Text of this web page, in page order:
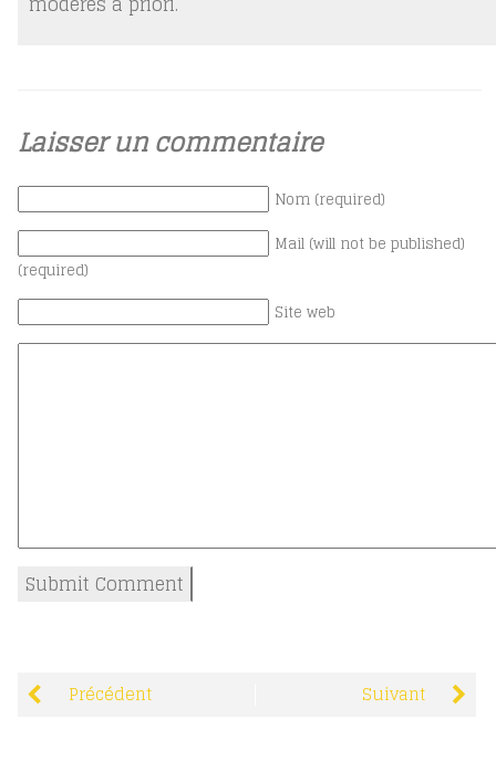
Laisser un commentaire
Nom (required)
Mail (will not be published)
(required)
Site web
Précédent Suivant